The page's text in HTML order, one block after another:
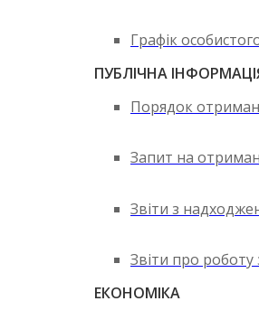
Графік
ПУБЛІЧНА
Порядок
Запит на
Звіти з
Звіти про роботу
ЕКОНОМІКА